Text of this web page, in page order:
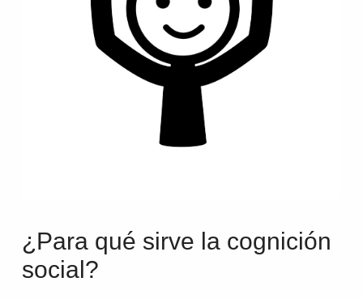
¿Para qué sirve la cognición
social?